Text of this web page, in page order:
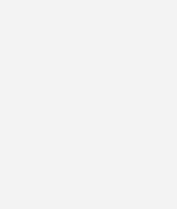
Problem mit dem ERE
erhalten Sie regelmäßig von uns
und Neuigkeiten, gebündelt und